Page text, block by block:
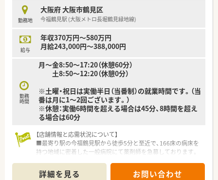
という志の高い薬剤師をトータルでサポートする体制が整って
います。
■正社員の想定年収は450万円から600万円と幅広く、ご経験や
在宅業務への対応可否によって納得感のある条件提示をいただ
■管理薬剤師候補としての採用も検討可能であり、入社1年後か
らは上限600万円を目指せるなど、高年収を希望する方にも好適
■年間休日数は110日または120日の選択制を導入しており、給
与額とのバランスを考慮しながら自身に最適な働き方を選べる
仕組みです。
■平均残業時間は月に5時間以下と非常に少なく、1分単位で残
業代が支給されるため、サービス残業とは無縁の健全な職場環境
です。
■週休2.5日のシフト制を基本としており、平日の1日休みに加え
て土曜日の午後と日祝が休みとなるため、心身ともにリフレッシ
勤務地
大阪府 大阪市鶴見区
今福鶴見駅 (大阪メトロ長堀鶴見緑地線)
給与
年収370万円～580万円
月給243,000円～388,000円
勤務
時間
月～金8:50～17:20（休憩60分）
土8:50～12:20（休憩0分）
※土曜・祝日は実働半日（当番制）の就業時間です。（当
番は月に1～2回ございます。）
※休憩：実働6時間を超える場合は45分、8時間を超え
る場合は60分
【店舗情報と応需状況について】
■最寄り駅の今福鶴見駅から徒歩5分と至近で、166床の病床を
持つ地域に密着した一般病院にて薬剤師を急募しております。
薬剤師は常時4名から5名の体制で日々の業務にあたります。
■処方箋は院内の全診療科から幅広く応需しており、多種多様な
詳細を見る お問い合わせ